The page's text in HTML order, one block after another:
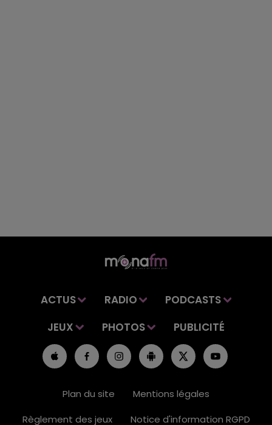
ACTUS RADIO
PODCASTS
JEUX
PHOTOS PUBLICITÉ
Plan du site
Mentions légales
Règlement des jeux
Notice d'information RGPD